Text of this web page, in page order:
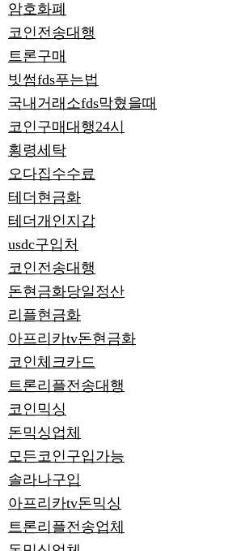
암호화폐
코인전송대행
트론구매
빗썸fds푸는법
국내거래소fds막혔을때
코인구매대행24시
횡령세탁
오다집수수료
테더현금화
테더개인지갑
usdc구입처
코인전송대행
돈현금화당일정산
리플현금화
아프리카tv돈현금화
코인체크카드
트론리플전송대행
코인믹싱
돈믹싱업체
모든코인구입가능
솔라나구입
아프리카tv돈믹싱
트론리플전송업체